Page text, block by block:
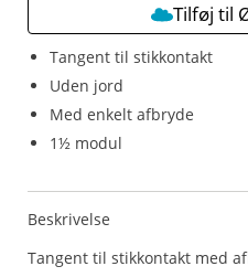
Tangent til stikkontakt
Uden jord
Med enkelt afbryde
1½ modul
Tilføj til
Beskrivelse
Tangent til stikkontakt med